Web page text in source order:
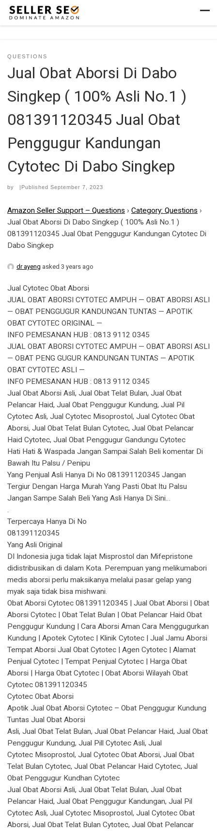
Skip to content
QUESTIONS
Jual Obat Aborsi Di Dabo
Singkep ( 100% Asli No.1 )
081391120345 Jual Obat
Penggugur Kandungan
Cytotec Di Dabo Singkep
by |Published September 7, 2023
Amazon Seller Support – Questions › Category: Questions ›
Jual Obat Aborsi Di Dabo Singkep ( 100% Asli No.1 )
081391120345 Jual Obat Penggugur Kandungan Cytotec Di
Dabo Singkep
dr ayeng asked 3 years ago
Jual Cytotec Obat Aborsi
JUAL OBAT ABORSI CYTOTEC AMPUH — OBAT ABORSI ASLI
— OBAT PENGGUGUR KANDUNGAN TUNTAS — APOTIK
OBAT CYTOTEC ORIGINAL —
INFO PEMESANAN HUB : 0813 9112 0345
JUAL OBAT ABORSI CYTOTEC AMPUH — OBAT ABORSI ASLI
— OBAT PENG GUGUR KANDUNGAN TUNTAS — APOTIK
OBAT CYTOTEC ASLI —
INFO PEMESANAN HUB : 0813 9112 0345
Jual Obat Aborsi Asli, Jual Obat Telat Bulan, Jual Obat
Pelancar Haid, Jual Obat Penggugur Kundung, Jual Pil
Cytotec Asli, Jual Cytotec Misoprostol, Jual Cytotec Obat
Aborsi, Jual Obat Telat Bulan Cytotec, Jual Obat Pelancar
Haid Cytotec, Jual Obat Penggugur Gandungu Cytotec
Hati Hati & Waspada Jangan Sampai Salah Beli komentar Di
Bawah Itu Palsu / Penipu
Yang Penjual Asli Hanya Di No 081391120345 Jangan
Tergiur Dengan Harga Murah Yang Pasti Obat Itu Palsu
Jangan Sampe Salah Beli Yang Asli Hanya Di Sini…
Terpercaya Hanya Di No
081391120345
Yang Asli Original
DI Indonesia juga tidak lajat Misprostol dan Mifepristone
didistribusikan di dalam Kota. Perempuan yang melikumabori
medis aborsi perlu maksikanya melalui pasar gelap yang
myak saja tidak bisa mishwani.
Obat Aborsi Cytotec 081391120345 | Jual Obat Aborsi | Obat
Aborsi Cytotec | Obat Telat Bulan | Obat Pelancar Haid Obat
Penggugur Kundung | Cara Aborsi Aman Cara Menggugurkan
Kundung | Apotek Cytotec | Klinik Cytotec | Jual Jamu Aborsi
Tempat Aborsi Jual Obat Cytotec | Agen Cytotec | Alamat
Penjual Cytotec | Tempat Penjual Cytotec | Harga Obat
Aborsi | Harga Obat Cytotec | Obat Aborsi Wilayah Obat
Cytotec 081391120345
Cytotec Obat Aborsi
Apotik Jual Obat Aborsi Cytotec – Obat Penggugur Kundung
Tuntas Jual Obat Aborsi
Asli, Jual Obat Telat Bulan, Jual Obat Pelancar Haid, Jual Obat
Penggugur Kundung, Jual Pill Cytotec Asli, Jual
Cytotec Misoprostol, Jual Cytotec Obat Aborsi, Jual Obat
Telat Bulan Cytotec, Jual Obat Pelancar Haid Cytotec, Jual
Obat Penggugur Kundhan Cytotec
Jual Obat Aborsi Asli, Jual Obat Telat Bulan, Jual Obat
Pelancar Haid, Jual Obat Penggugur Kandungan, Jual Pil
Cytotec Asli, Jual Cytotec Misoprostol, Jual Cytotec Obat
Aborsi, Jual Obat Telat Bulan Cytotec, Jual Obat Pelancar